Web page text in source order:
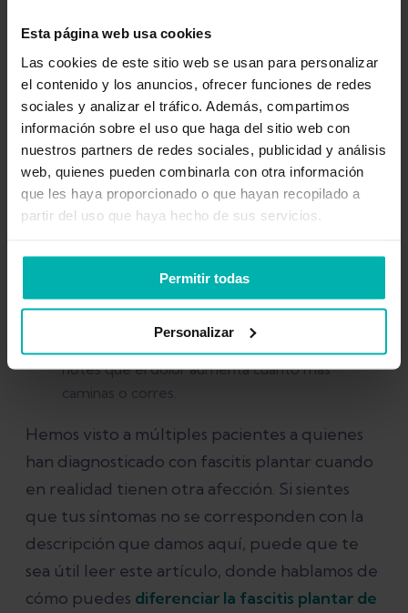
Esta página web usa cookies
Las cookies de este sitio web se usan para personalizar
el contenido y los anuncios, ofrecer funciones de redes
sociales y analizar el tráfico. Además, compartimos
información sobre el uso que haga del sitio web con
nuestros partners de redes sociales, publicidad y análisis
web, quienes pueden combinarla con otra información
que les haya proporcionado o que hayan recopilado a
partir del uso que haya hecho de sus servicios.
Permitir todas
Personalizar
hay gente que cojea hasta que entra en calor
un poco.
Si pasas largos periodos de tiempo sentado/a,
puede que te duela al levantarte de nuevo o al
empezar a caminar.
Permanecer quieto/a en un punto puede
resultar muy incómodo, y la sensación de
incomodidad al caminar o al correr puede variar
en función de cuán dañada esté tu fascia
En los casos leves, puedes notar que te duele al
principio, pero que se va calmando a medida
a aumentar. En los más graves, probablemente
notes que el dolor aumenta cuanto más
caminas o corres.
Hemos visto a múltiples pacientes a quienes
han diagnosticado con fascitis plantar cuando
en realidad tienen otra afección. Si sientes
que tus síntomas no se corresponden con la
descripción que damos aquí, puede que te
sea útil leer este artículo, donde hablamos de
cómo puedes diferenciar la fascitis plantar de